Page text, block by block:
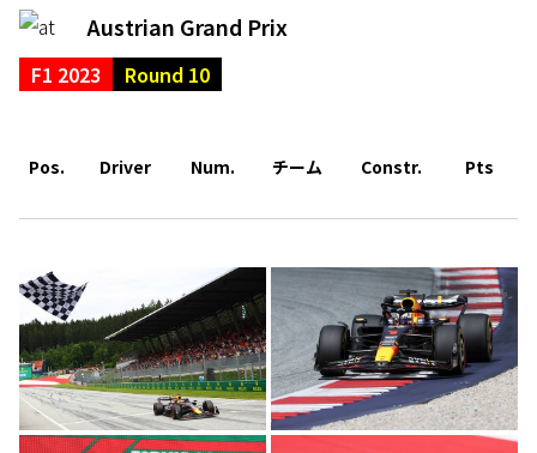
Austrian Grand Prix
F1 2023 Round 10
Pos. Driver Num. チーム Constr. Pts